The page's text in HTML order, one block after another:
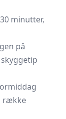
minutter,
på
række